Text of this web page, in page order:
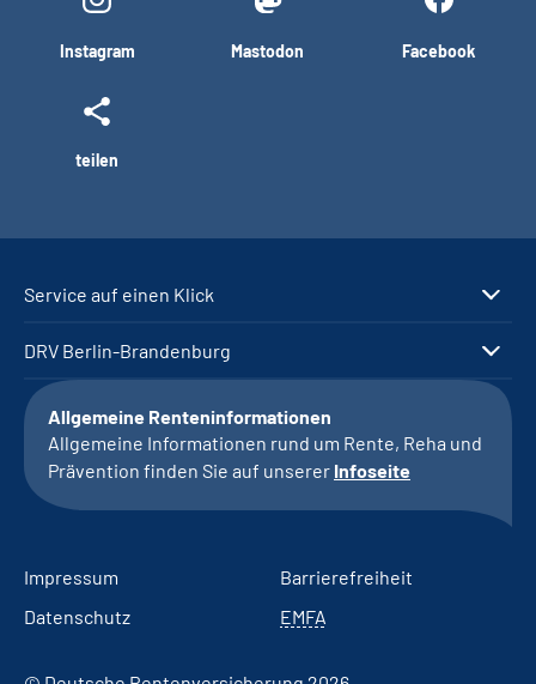
Instagram Mastodon Facebook
teilen
Service auf einen Klick
DRV Berlin-Brandenburg
Allgemeine Renteninformationen
Allgemeine Informationen rund um Rente, Reha und
Prävention finden Sie auf unserer Infoseite
Impressum
Barrierefreiheit
Datenschutz
EMFA